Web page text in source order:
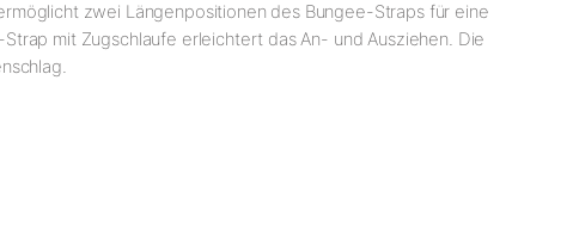
zwei Längenpositionen des Bungee-Straps für eine
mit Zugschlaufe erleichtert das An- und Ausziehen. Die